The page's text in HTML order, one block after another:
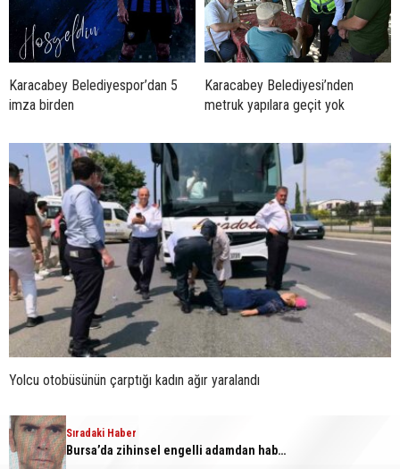
Sıradaki Haber
Bursa’da zihinsel engelli adamdan haber alınamıyor
Karacabey Belediyespor’dan 5
imza birden
Karacabey Belediyesi’nden
metruk yapılara geçit yok
Yolcu otobüsünün çarptığı kadın ağır yaralandı
YORUMLAR